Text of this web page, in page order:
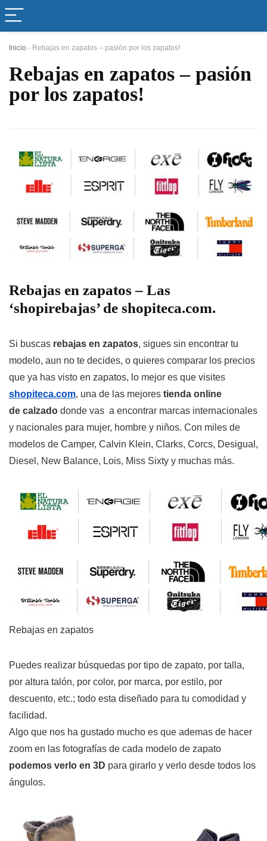
Inicio - Rebajas en zapatos – pasión por los zapatos!
Rebajas en zapatos – pasión
por los zapatos!
Rebajas en zapatos – Las
‘shopirebajas’ de shopiteca.com.
Si buscas rebajas en zapatos, sigues sin encontrar tu
modelo, aun no te decides, o quieres comparar los precios
que ya has visto en zapatos, lo mejor es que visites
shopiteca.com, una de las mejores tienda online
de calzado donde vas a encontrar marcas internacionales
y nacionales para mujer, hombre y niños. Con miles de
modelos de Camper, Calvin Klein, Clarks, Corcs, Desigual,
Diesel, New Balance, Lois, Miss Sixty y muchas más.
Rebajas en zapatos
Puedes realizar búsquedas por tipo de zapato, por talla,
por altura talón, por color, por marca, por estilo, por
descuento, etc.; todo esta diseñado para tu comodidad y
facilidad.
Algo que nos ha gustado mucho es que ademas de hacer
zoom en las fotografías de cada modelo de zapato
podemos verlo en 3D para girarlo y verlo desde todos los
ángulos.